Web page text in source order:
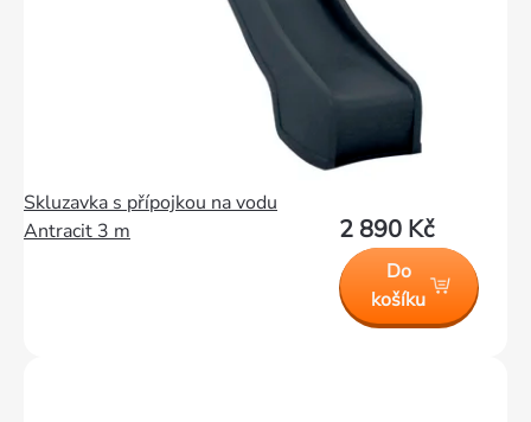
Skluzavka s přípojkou na vodu
Antracit 3 m
2 890 Kč
Do
košíku